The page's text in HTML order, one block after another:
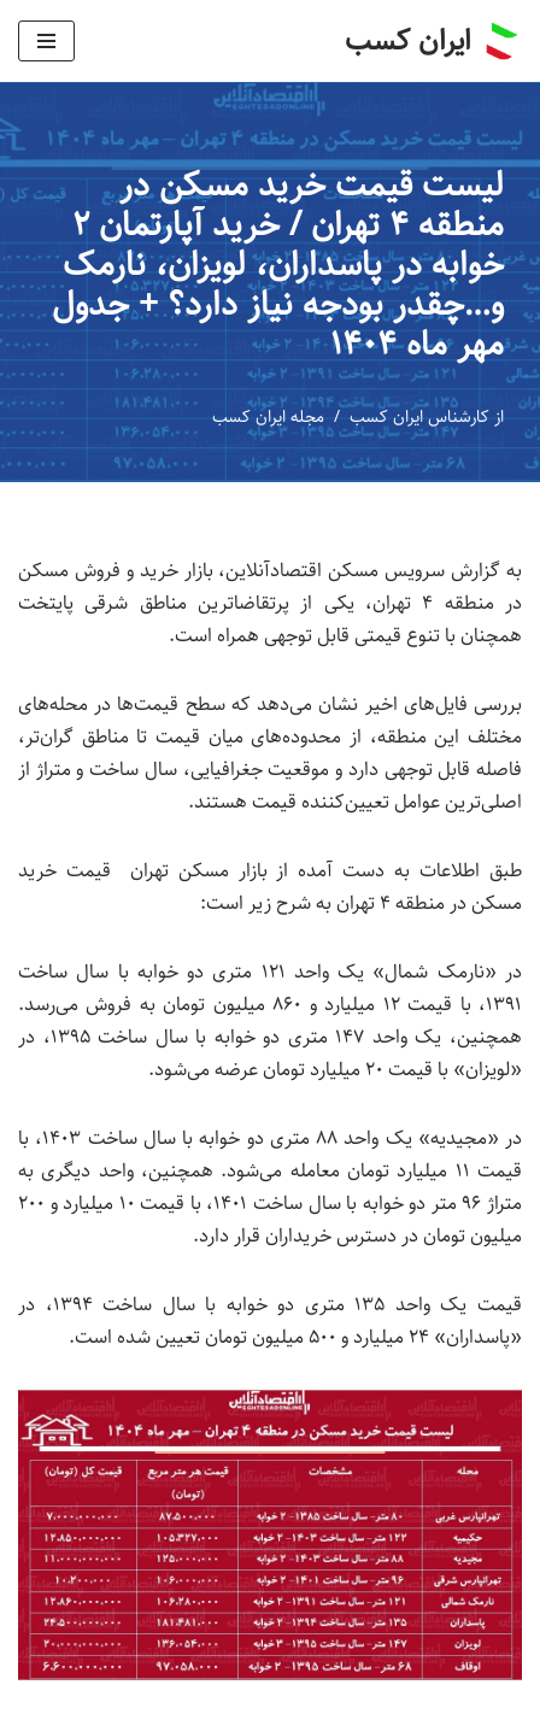
پرش
محتوا
ایران کسب
لیست قیمت خرید مسکن در
منطقه ۴ تهران / خرید آپارتمان ۲
خوابه در پاسداران، لویزان، نارمک
و…چقدر بودجه نیاز دارد؟ + جدول
مهر ماه ۱۴۰۴
از کارشناس ایران کسب مجله ایران کسب
به گزارش سرویس مسکن اقتصادآنلاین، بازار خرید و فروش مسکن
در منطقه ۴ تهران، یکی از پرتقاضاترین مناطق شرقی پایتخت
همچنان با تنوع قیمتی قابل توجهی همراه است.
بررسی فایل‌های اخیر نشان می‌دهد که سطح قیمت‌ها در محله‌های
مختلف این منطقه، از محدوده‌های میان‌ قیمت تا مناطق گران‌تر،
فاصله قابل‌ توجهی دارد و موقعیت جغرافیایی، سال ساخت و متراژ از
اصلی‌ترین عوامل تعیین‌کننده قیمت هستند.
طبق اطلاعات به دست آمده از بازار مسکن تهران قیمت خرید
مسکن در منطقه ۴ تهران به شرح زیر است:
در «نارمک شمال» یک واحد ۱۲۱ متری دو خوابه با سال ساخت
۱۳۹۱، با قیمت ۱۲ میلیارد و ۸۶۰ میلیون تومان به فروش می‌رسد.
همچنین، یک واحد ۱۴۷ متری دو خوابه با سال ساخت ۱۳۹۵، در
«لویزان» با قیمت ۲۰ میلیارد تومان عرضه می‌شود.
در «مجیدیه» یک واحد ۸۸ متری دو خوابه با سال ساخت ۱۴۰۳، با
قیمت ۱۱ میلیارد تومان معامله می‌شود. همچنین، واحد دیگری به
متراژ ۹۶ متر دو خوابه با سال ساخت ۱۴۰۱، با قیمت ۱۰ میلیارد و ۲۰۰
میلیون تومان در دسترس خریداران قرار دارد.
قیمت یک واحد ۱۳۵ متری دو خوابه با سال ساخت ۱۳۹۴، در
«پاسداران» ۲۴ میلیارد و ۵۰۰ میلیون تومان تعیین شده است.